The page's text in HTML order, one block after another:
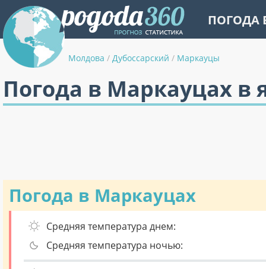
ПОГОДА
Молдова / Дубоссарский / Маркауцы
Погода в Маркауцах в
Погода в Маркауцах
Средняя температура днем:
Средняя температура ночью: